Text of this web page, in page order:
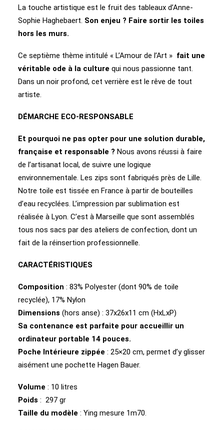
La touche artistique est le fruit des tableaux d’Anne-
Sophie Haghebaert. Son enjeu ? Faire sortir les toiles
hors les murs.
Ce septième thème intitulé « L’Amour de l’Art » fait une
véritable ode à la culture qui nous passionne tant.
Dans un noir profond, cet verrière est le rêve de tout
artiste.
DÉMARCHE ECO-RESPONSABLE
Et pourquoi ne pas opter pour une solution durable,
française et responsable ? Nous avons réussi à faire
de l’artisanat local, de suivre une logique
environnementale. Les zips sont fabriqués près de Lille.
Notre toile est tissée en France à partir de bouteilles
d’eau recyclées. L’impression par sublimation est
réalisée à Lyon. C’est à Marseille que sont assemblés
tous nos sacs par des ateliers de confection, dont un
fait de la réinsertion professionnelle.
CARACTÉRISTIQUES
Composition : 83% Polyester (dont 90% de toile
recyclée), 17% Nylon
Dimensions (hors anse) : 37x26x11 cm (HxLxP)
Sa contenance est parfaite pour accueillir un
ordinateur portable 14 pouces.
Poche Intérieure zippée : 25×20 cm, permet d’y glisser
aisément une pochette Hagen Bauer.
Volume : 10 litres
Poids : 297 gr
Taille du modèle : Ying mesure 1m70.